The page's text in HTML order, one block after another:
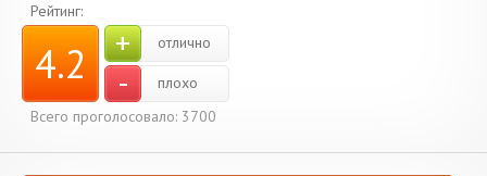
Рейтинг:
4.2 + отлично
-
плохо
Всего проголосовало: 3700